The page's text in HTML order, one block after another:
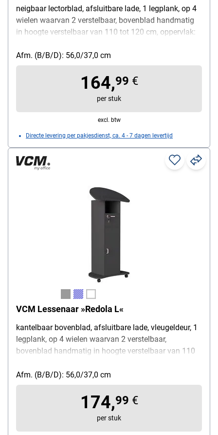
neigbaar lectorblad, afsluitbare lade, 1 legplank, op 4
wielen waarvan 2 verstelbaar, bovenblad handmatig
in hoogte verstelbaar van 110 tot 120 cm, oppervlak:
Afm. (B/B/D): 56,0/37,0 cm
164,99 €
per stuk
excl. btw
Directe levering per pakjesdienst, ca. 4 - 7 dagen levertijd
VCM Lessenaar »Redola L«
kantelbaar bovenblad, afsluitbare lade, vleugeldeur, 1
legplank, op 4 wielen waarvan 2 verstelbaar,
bovenblad handmatig in hoogte verstelbaar van 110
melaminecoating, gewicht: 18 kg
Afm. (B/B/D): 56,0/37,0 cm
174,99 €
per stuk